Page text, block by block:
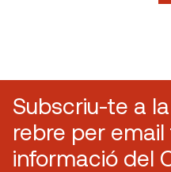
Subscriu-te a
rebre per
informació del